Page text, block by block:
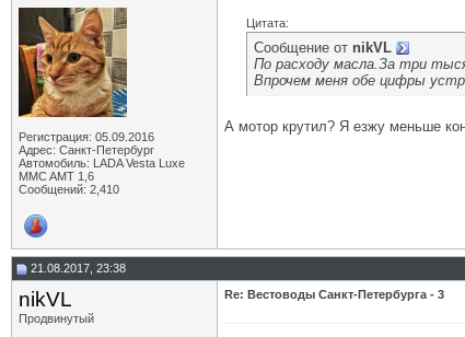
Регистрация: 05.09.2016
Адрес: Санкт-Петербург
Автомобиль: LADA Vesta Luxe
MMC AMT 1,6
Сообщений: 2,410
Цитата:
Сообщение от nikVL
По расходу масла.За три
Впрочем меня обе цифры
А мотор крутил? Я езжу меньше
21.08.2017, 23:38
nikVL
Продвинутый
Re: Вестоводы Санкт-Петербурга - 3